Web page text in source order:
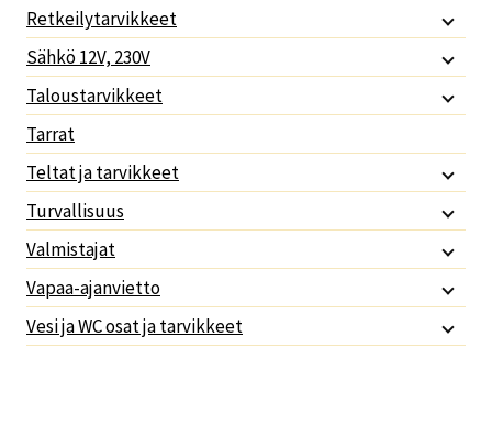
Retkeilytarvikkeet
Sähkö 12V, 230V
Taloustarvikkeet
Tarrat
Teltat ja tarvikkeet
Turvallisuus
Valmistajat
Vapaa-ajanvietto
Vesi ja WC osat ja tarvikkeet